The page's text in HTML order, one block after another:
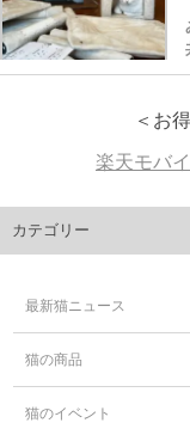
＜お
楽天モバ
カテゴリー
最新猫ニュース
猫の商品
猫のイベント